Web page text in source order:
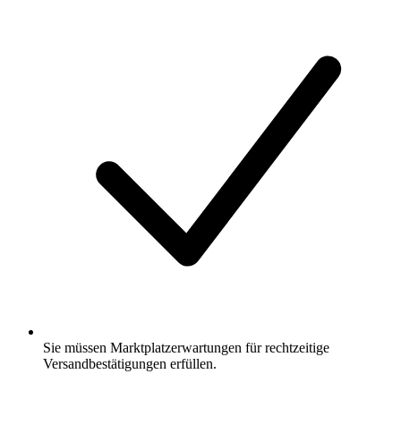
Sie müssen Marktplatzerwartungen für rechtzeitige
Versandbestätigungen erfüllen.